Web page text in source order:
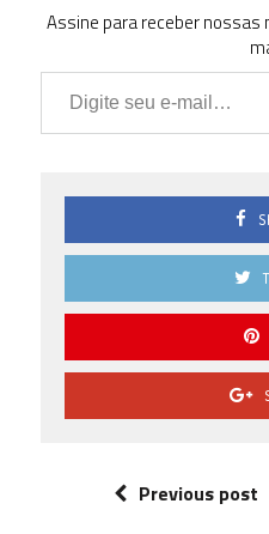
Assine para receber
Digite seu e-mail…
Previous post